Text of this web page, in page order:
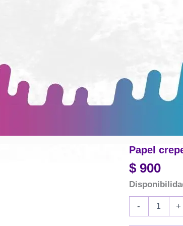
Papel
$900
- +